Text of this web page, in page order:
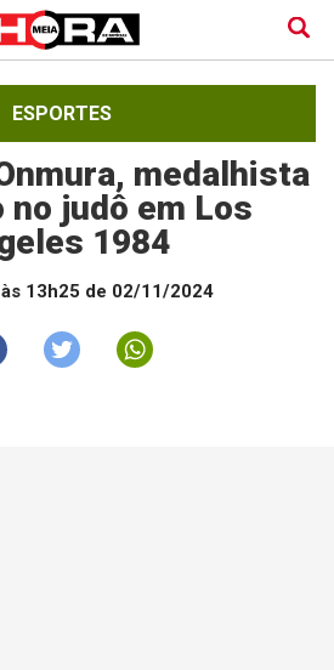
ESPORTES
medalhista
no judô em Los
1984
13h25 de 02/11/2024